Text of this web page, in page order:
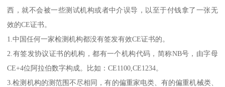
西，就不会被一些测试机构或者中介误导，以至于付钱拿了一张无
效的CE证书。
1.中国任何一家检测机构都没有签发有效CE证书的。
2.有签发协议证书的机构，都有一个机构代码，简称NB号，由字母
CE+4位阿拉伯数字构成。比如：CE1100,CE1234。
3.检测机构的测范围不尽相同，有的偏重家电类、有的偏重机械类、